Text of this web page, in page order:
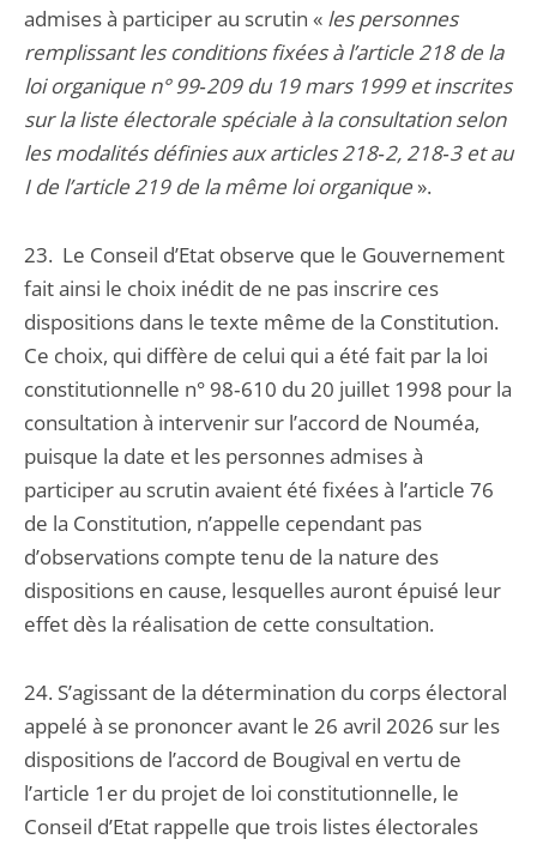
admises à participer au scrutin « les personnes
remplissant les conditions fixées à l’article 218 de la
loi organique n° 99‑209 du 19 mars 1999 et inscrites
sur la liste électorale spéciale à la consultation selon
les modalités définies aux articles 218‑2, 218‑3 et au
I de l’article 219 de la même loi organique ».
23. Le Conseil d’Etat observe que le Gouvernement
fait ainsi le choix inédit de ne pas inscrire ces
dispositions dans le texte même de la Constitution.
Ce choix, qui diffère de celui qui a été fait par la loi
constitutionnelle n° 98‑610 du 20 juillet 1998 pour la
consultation à intervenir sur l’accord de Nouméa,
puisque la date et les personnes admises à
participer au scrutin avaient été fixées à l’article 76
de la Constitution, n’appelle cependant pas
d’observations compte tenu de la nature des
dispositions en cause, lesquelles auront épuisé leur
effet dès la réalisation de cette consultation.
24. S’agissant de la détermination du corps électoral
appelé à se prononcer avant le 26 avril 2026 sur les
dispositions de l’accord de Bougival en vertu de
l’article 1er du projet de loi constitutionnelle, le
Conseil d’Etat rappelle que trois listes électorales